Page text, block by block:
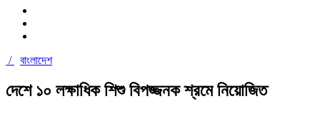
/ বাংলাদেশ
দেশে ১০ লক্ষাধিক শিশু বিপজ্জনক শ্রমে নিয়োজিত